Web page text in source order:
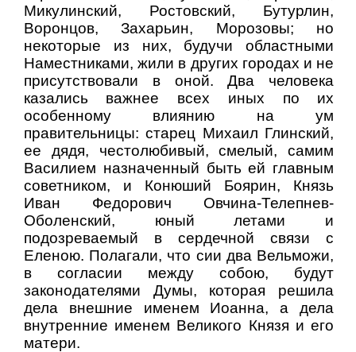
Микулинский, Ростовский, Бутурлин,
Воронцов, Захарьин, Морозовы; но
некоторые из них, будучи областными
Наместниками, жили в других городах и не
присутствовали в оной. Два человека
казались важнее всех иных по их
особенному влиянию на ум
правительницы: старец Михаил Глинский,
ее дядя, честолюбивый, смелый, самим
Василием назначенный быть ей главным
советником, и Конюший Боярин, Князь
Иван Федорович Овчина-Телепнев-
Оболенский, юный летами и
подозреваемый в сердечной связи с
Еленою. Полагали, что сии два Вельможи,
в согласии между собою, будут
законодателями Думы, которая решила
дела внешние именем Иоанна, а дела
внутренние именем Великого Князя и его
матери.